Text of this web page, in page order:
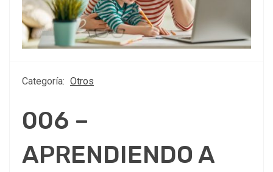
Categoría: Otros
006 –
APRENDIENDO A